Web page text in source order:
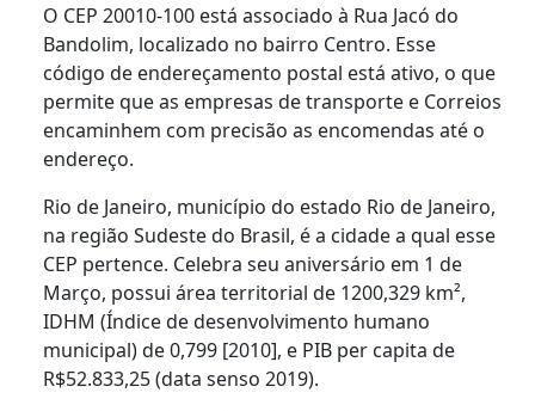
O CEP 20010-100 está associado à Rua Jacó do
Bandolim, localizado no bairro Centro. Esse
código de endereçamento postal está ativo, o que
permite que as empresas de transporte e Correios
encaminhem com precisão as encomendas até o
endereço.
Rio de Janeiro, município do estado Rio de Janeiro,
na região Sudeste do Brasil, é a cidade a qual esse
CEP pertence. Celebra seu aniversário em 1 de
Março, possui área territorial de 1200,329 km²,
IDHM (Índice de desenvolvimento humano
municipal) de 0,799 [2010], e PIB per capita de
R$52.833,25 (data senso 2019).